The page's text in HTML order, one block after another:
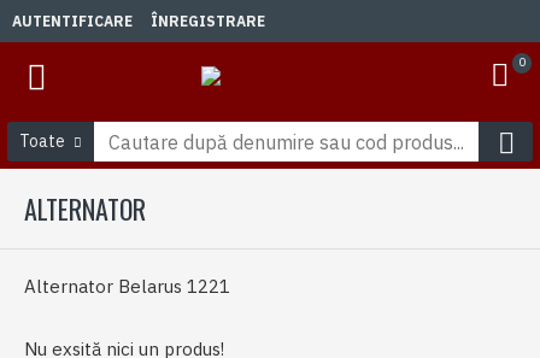
AUTENTIFICARE ÎNREGISTRARE
0
Toate
ALTERNATOR
Alternator Belarus 1221
Nu exsită nici un produs!